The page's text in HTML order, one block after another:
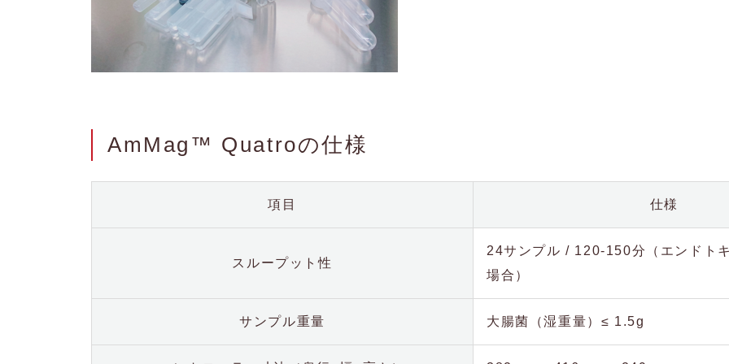
AmMag™ Quatroの仕様
項目 仕様
スループット性
24サンプル / 120-150分（エンドト
場合）
サンプル重量 大腸菌（湿重量）≤ 1.5g